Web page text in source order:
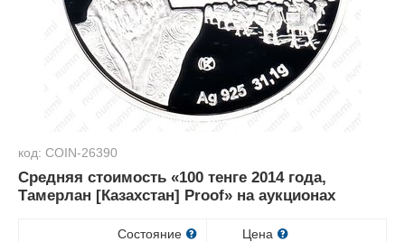
код: COIN-26390
Средняя стоимость «100 тенге 2014 года,
Тамерлан [Казахстан] Proof» на аукционах
Состояние Цена